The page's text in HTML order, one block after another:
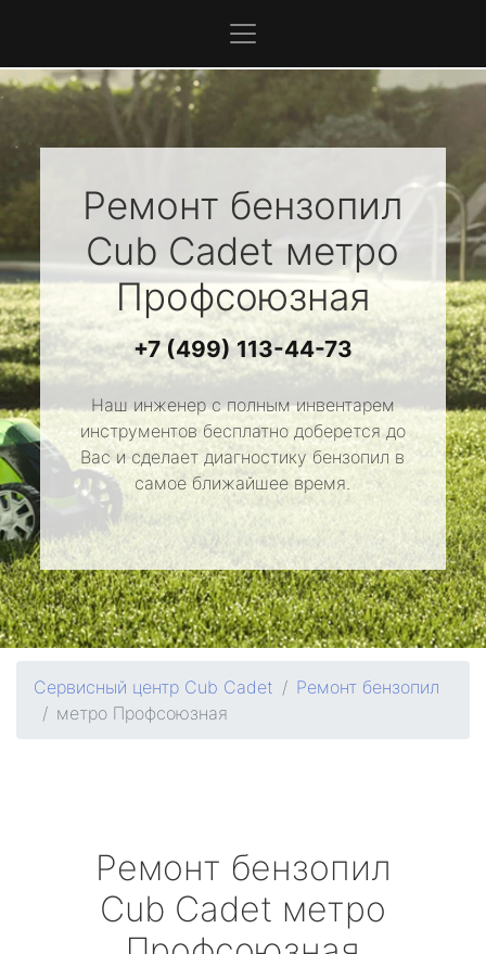
Ремонт бензопил
Cub Cadet метро
Профсоюзная
+7 (499) 113-44-73
Наш инженер с полным инвентарем
инструментов бесплатно доберется до
Вас и сделает диагностику бензопил в
самое ближайшее время.
Сервисный центр Cub Cadet
Ремонт бензопил
метро Профсоюзная
Ремонт бензопил
Cub Cadet метро